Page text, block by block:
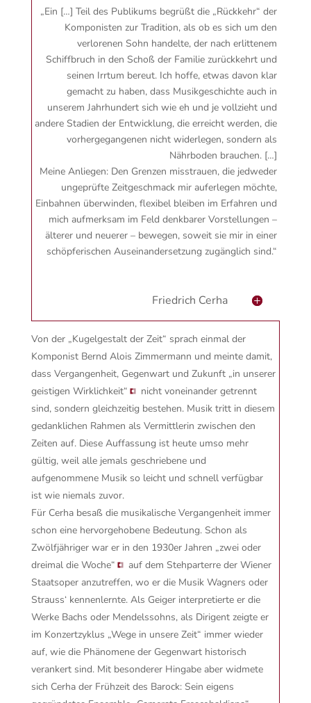
„Ein […] Teil des Publikums begrüßt die „Rückkehr“ der
Komponisten zur Tradition, als ob es sich um den
verlorenen Sohn handelte, der nach erlittenem
Schiffbruch in den Schoß der Familie zurückkehrt und
seinen Irrtum bereut. Ich hoffe, etwas davon klar
gemacht zu haben, dass Musikgeschichte auch in
unserem Jahrhundert sich wie eh und je vollzieht und
andere Stadien der Entwicklung, die erreicht werden, die
vorhergegangenen nicht widerlegen, sondern als
Nährboden brauchen. […]
Meine Anliegen: Den Grenzen misstrauen, die jedweder
ungeprüfte Zeitgeschmack mir auferlegen möchte,
Einbahnen überwinden, flexibel bleiben im Erfahren und
mich aufmerksam im Feld denkbarer Vorstellungen –
älterer und neuerer – bewegen, soweit sie mir in einer
schöpferischen Auseinandersetzung zugänglich sind.“
Friedrich Cerha
Von der „Kugelgestalt der Zeit“ sprach einmal der
Komponist Bernd Alois Zimmermann und meinte damit,
dass Vergangenheit, Gegenwart und Zukunft „in unserer
geistigen Wirklichkeit“
nicht voneinander getrennt
sind, sondern gleichzeitig bestehen. Musik tritt in diesem
gedanklichen Rahmen als Vermittlerin zwischen den
Zeiten auf. Diese Auffassung ist heute umso mehr
gültig, weil alle jemals geschriebene und
aufgenommene Musik so leicht und schnell verfügbar
ist wie niemals zuvor.
Für Cerha besaß die musikalische Vergangenheit immer
schon eine hervorgehobene Bedeutung. Schon als
Zwölfjähriger war er in den 1930er Jahren „zwei oder
dreimal die Woche“
auf dem Stehparterre der Wiener
Staatsoper anzutreffen, wo er die Musik Wagners oder
Strauss‘ kennenlernte. Als Geiger interpretierte er die
Werke Bachs oder Mendelssohns, als Dirigent zeigte er
im Konzertzyklus „Wege in unsere Zeit“ immer wieder
auf, wie die Phänomene der Gegenwart historisch
verankert sind. Mit besonderer Hingabe aber widmete
sich Cerha der Frühzeit des Barock: Sein eigens